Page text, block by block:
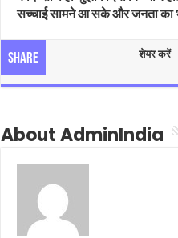
सच्चाई सामने आ सके और जनता का
Share
शेयर करें
About AdminIndia